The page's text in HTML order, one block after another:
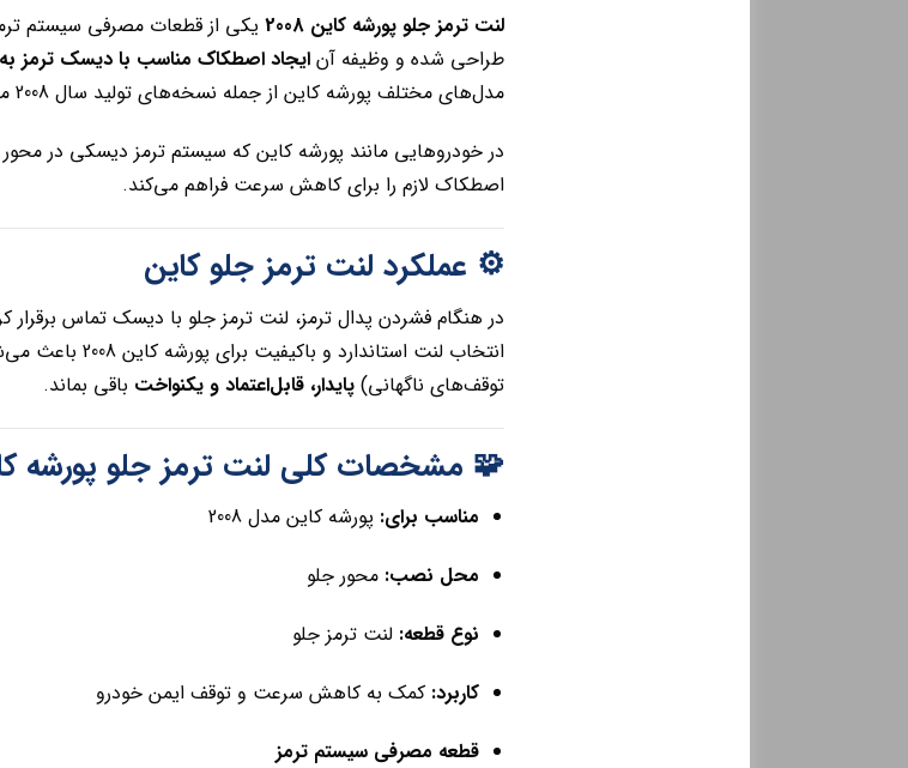
لنت ترمز جلو پورشه کاین 2008 یکی از قطعات مصرفی سیستم
طراحی شده و وظیفه آن ایجاد اصطکاک مناسب با دیسک ترمز
مدل‌های مختلف پورشه کاین از جمله نسخه‌های تولید سال 2008 مناسب است و در عملکرد ترمزگیری نقش اساسی دارد.
در خودروهایی مانند پورشه کاین که سیستم ترمز دیسکی در
اصطکاک لازم را برای کاهش سرعت فراهم می‌کند.
⚙️ عملکرد لنت ترمز جلو کاین
در هنگام فشردن پدال ترمز، لنت ترمز جلو با دیسک تماس
انتخاب لنت
توقف‌های ناگهانی) پایدار، قابل‌اعتماد و یکنواخت باقی بماند.
🧩 مشخصات کلی لنت ترمز جلو پورشه کاین
مناسب برای: پورشه کاین مدل 2008
محل نصب: محور جلو
نوع قطعه: لنت ترمز جلو
کاربرد: کمک به کاهش سرعت و توقف ایمن خودرو
قطعه مصرفی سیستم ترمز